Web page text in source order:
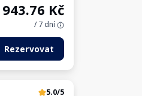
943.76 Kč
/ 7 dní
Rezervovat
5.0/5